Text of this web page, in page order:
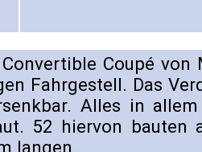
Coupé von
Fahrgestell. Das
Alles in
52 hiervon bauten
langen.